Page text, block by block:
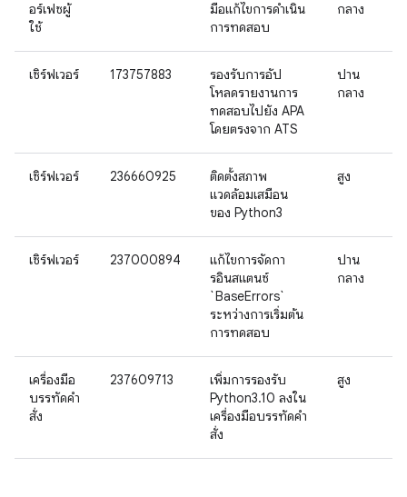
อร์เฟซผู้
ใช้
มือแก้ไขการดำเนิน
การทดสอบ
กลาง
เซิร์ฟเวอร์ 173757883
รองรับการอัป
โหลดรายงานการ
ทดสอบไปยัง APA
โดยตรงจาก ATS
ปาน
กลาง
เซิร์ฟเวอร์ 236660925
ติดตั้งสภาพ
แวดล้อมเสมือน
ของ Python3
สูง
เซิร์ฟเวอร์ 237000894
แก้ไขการจัดกา
รอินสแตนซ์
`BaseErrors`
ระหว่างการเริ่มต้น
การทดสอบ
ปาน
กลาง
เครื่องมือ
บรรทัดคำ
สั่ง
237609713
เพิ่มการรองรับ
Python3.10 ลงใน
เครื่องมือบรรทัดคำ
สั่ง
สูง